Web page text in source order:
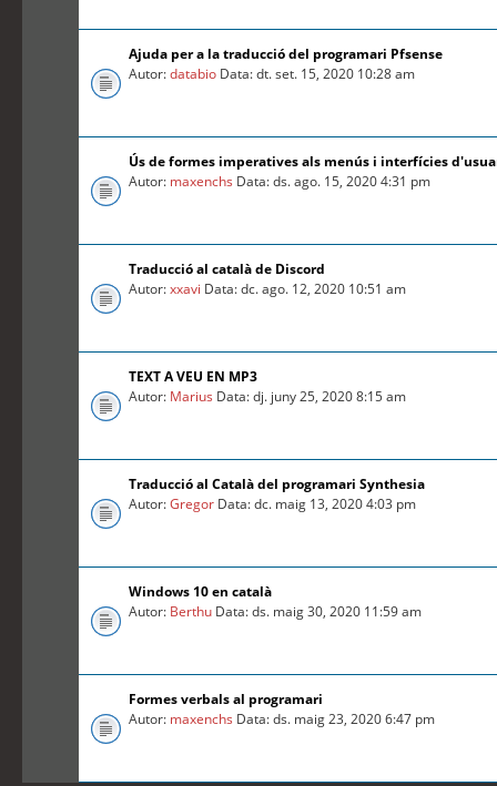
Ajuda per a la traducció del programari Pfsense
Autor:databio Data: dt. set. 15, 2020 10:28 am
Ús de formes imperatives als menús i interfícies
Autor: maxenchs Data: ds. ago. 15, 2020 4:31 pm
Traducció al català de Discord
Autor:xxavi Data: dc. ago. 12, 2020 10:51 am
TEXT A VEU EN MP3
Autor: Marius Data: dj. juny 25, 2020 8:15 am
Traducció al Català del programari Synthesia
Autor:Gregor Data: dc. maig 13, 2020 4:03 pm
Windows 10 en català
Autor: Berthu Data: ds. maig 30, 2020 11:59 am
Formes verbals al programari
Autor: maxenchs Data: ds. maig 23, 2020 6:47 pm